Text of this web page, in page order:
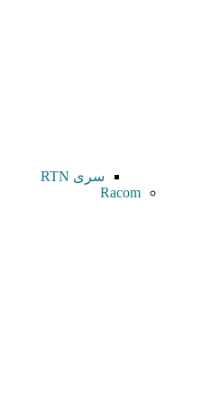
سری RTN
Racom